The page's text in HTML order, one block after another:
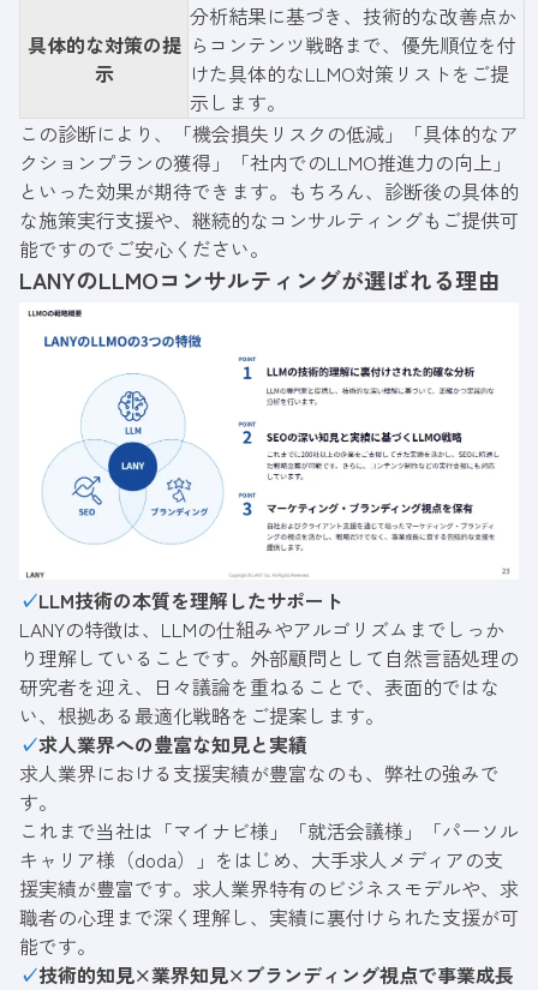
具体的な対策の提
示
分析結果に基づき、技術的な改善点か
らコンテンツ戦略まで、優先順位を付
けた具体的なLLMO対策リストをご提
示します。
この診断により、「機会損失リスクの低減」「具体的なア
クションプランの獲得」「社内でのLLMO推進力の向上」
といった効果が期待できます。もちろん、診断後の具体的
な施策実行支援や、継続的なコンサルティングもご提供可
能ですのでご安心ください。
LANYのLLMOコンサルティングが選ばれる理由
✓LLM技術の本質を理解したサポート
LANYの特徴は、LLMの仕組みやアルゴリズムまでしっか
り理解していることです。外部顧問として自然言語処理の
研究者を迎え、日々議論を重ねることで、表面的ではな
い、根拠ある最適化戦略をご提案します。
✓求人業界への豊富な知見と実績
求人業界における支援実績が豊富なのも、弊社の強みで
す。
これまで当社は「マイナビ様 」「就活会議様 」「パーソル
キャリア様（doda）」をはじめ、大手求人メディアの支
援実績が豊富です。求人業界特有のビジネスモデルや、求
職者の心理まで深く理解し、実績に裏付けられた支援が可
能です。
✓技術的知見×業界知見×ブランディング視点で事業成長